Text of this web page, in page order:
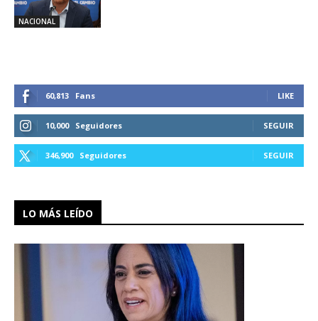
NACIONAL
60,813 Fans LIKE
10,000 Seguidores SEGUIR
346,900 Seguidores SEGUIR
LO MÁS LEÍDO